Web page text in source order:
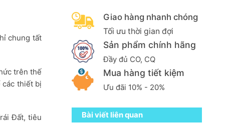
chung tất
trên thế
các thiết bị
Đất, tiêu
Giao hàng nhanh chóng
Tối ưu thời gian đợi
Sản phẩm chính hãng
Đầy đủ CO, CQ
Mua hàng tiết kiệm
Ưu đãi 10% - 20%
Bài viết liên quan